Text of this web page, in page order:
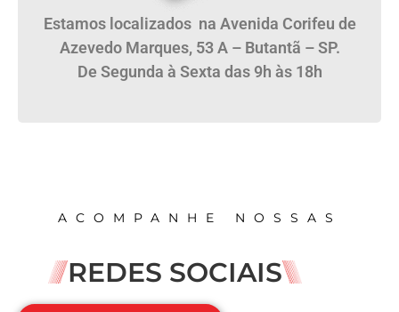
Estamos localizados na Avenida Corifeu de
Azevedo Marques, 53 A – Butantã – SP.
De Segunda à Sexta das 9h às 18h
ACOMPANHE NOSSAS
REDES SOCIAIS